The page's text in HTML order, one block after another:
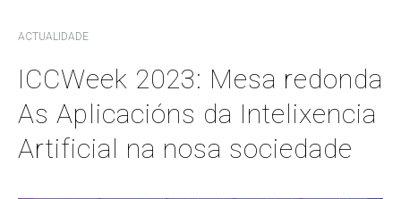
ACTUALIDADE
ICCWeek 2023: Mesa redonda
As Aplicacións da Intelixencia
Artificial na nosa sociedade